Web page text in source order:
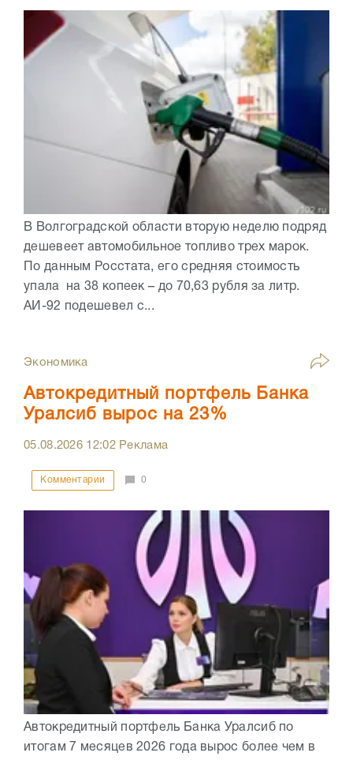
В Волгоградской области вторую неделю подряд
дешевеет автомобильное топливо трех марок.
По данным Росстата, его средняя стоимость
упала на 38 копеек – до 70,63 рубля за литр.
АИ-92 подешевел с...
Экономика
Автокредитный портфель Банка
Уралсиб вырос на 23%
05.08.2026 12:02Реклама
Комментарии 0
Автокредитный портфель Банка Уралсиб по
итогам 7 месяцев 2026 года вырос более чем в